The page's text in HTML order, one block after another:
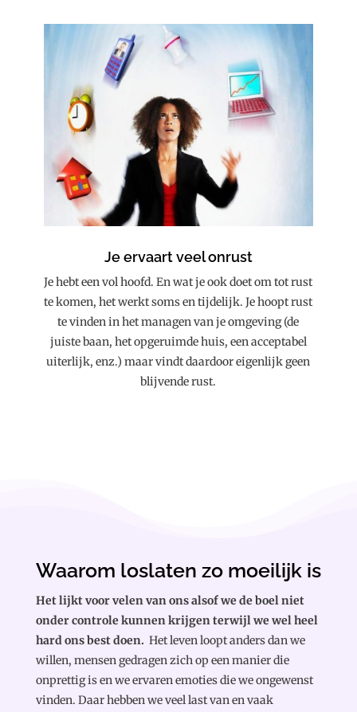
Je ervaart veel onrust
Je hebt een vol hoofd. En wat je ook doet om tot rust
te komen, het werkt soms en tijdelijk. Je hoopt rust
te vinden in het managen van je omgeving (de
juiste baan, het opgeruimde huis, een acceptabel
uiterlijk, enz.) maar vindt daardoor eigenlijk geen
blijvende rust.
Waarom loslaten zo moeilijk is
Het lijkt voor velen van ons alsof we de boel niet
onder controle kunnen krijgen terwijl we wel heel
hard ons best doen. Het leven loopt anders dan we
willen, mensen gedragen zich op een manier die
onprettig is en we ervaren emoties die we ongewenst
vinden. Daar hebben we veel last van en vaak